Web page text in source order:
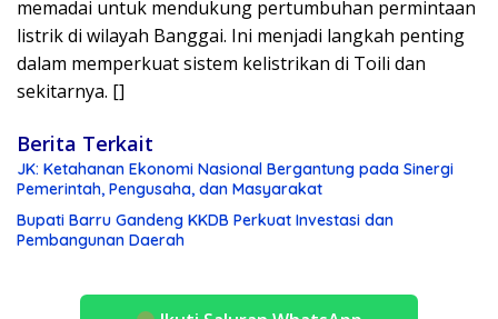
memadai untuk mendukung pertumbuhan permintaan
listrik di wilayah Banggai. Ini menjadi langkah penting
dalam memperkuat sistem kelistrikan di Toili dan
sekitarnya. []
Berita Terkait
JK: Ketahanan Ekonomi Nasional Bergantung pada Sinergi
Pemerintah, Pengusaha, dan Masyarakat
Bupati Barru Gandeng KKDB Perkuat Investasi dan
Pembangunan Daerah